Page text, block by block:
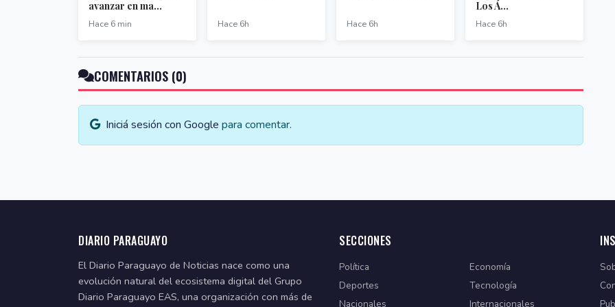
avanzar en ma...
Hace 6 min Hace 6h Hace 6h
Los Á...
Hace 6h
COMENTARIOS (0)
Iniciá sesión con Google para comentar.
DIARIO PARAGUAYO
El Diario Paraguayo de Noticias nace como una
evolución natural del ecosistema digital del Grupo
Diario Paraguayo EAS, una organización con más de
SECCIONES
Política
Economía
Deportes
Tecnología
Nacionales
Internacionales